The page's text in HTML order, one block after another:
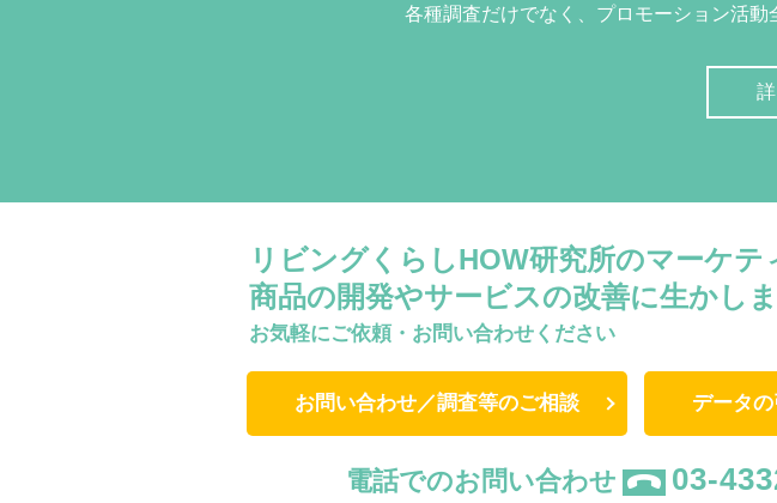
各種調査だけでなく、プロモーション活動
リビングくらしHOW研究所のマーケテ
商品の開発やサービスの改善に生かし
お気軽にご依頼・お問い合わせください
お問い合わせ／調査等のご相談 データ
電話でのお問い合わせ 03-